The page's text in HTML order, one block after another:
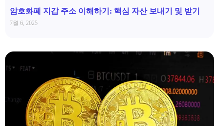
암호화폐 지갑 주소 이해하기: 핵심 자산 보내기 및 받기
7월 6, 2025